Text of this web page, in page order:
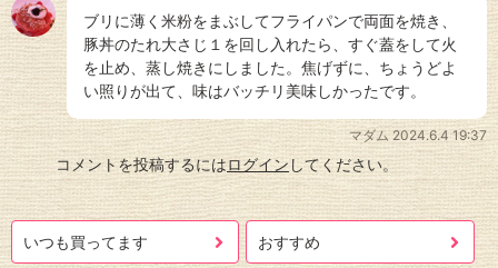
ブリに薄く米粉をまぶしてフライパンで両面を焼き、
豚丼のたれ大さじ１を回し入れたら、すぐ蓋をして火
を止め、蒸し焼きにしました。焦げずに、ちょうどよ
い照りが出て、味はバッチリ美味しかったです。
マダム 2024.6.4 19:37
コメントを投稿するにはログインしてください。
いつも買ってます おすすめ